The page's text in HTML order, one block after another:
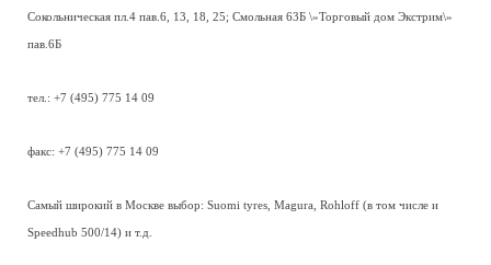
Сокольническая пл.4 пав.6, 13, 18, 25; Смольная 63Б \»Торговый дом Экстрим\»
пав.6Б
тел.: +7 (495) 775 14 09
факс: +7 (495) 775 14 09
Самый широкий в Москве выбор: Suomi tyres, Magura, Rohloff (в том числе и
Speedhub 500/14) и т.д.